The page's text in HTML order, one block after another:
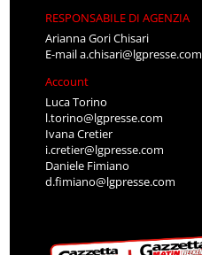
RESPONSABILE DI AGENZIA
Arianna Gori Chisari
E-maila.chisari@lgpresse.com
Account
Luca Torino
l.torino@lgpresse.com
Ivana Cretier
i.cretier@lgpresse.com
Daniele Fimiano
d.fimiano@lgpresse.com